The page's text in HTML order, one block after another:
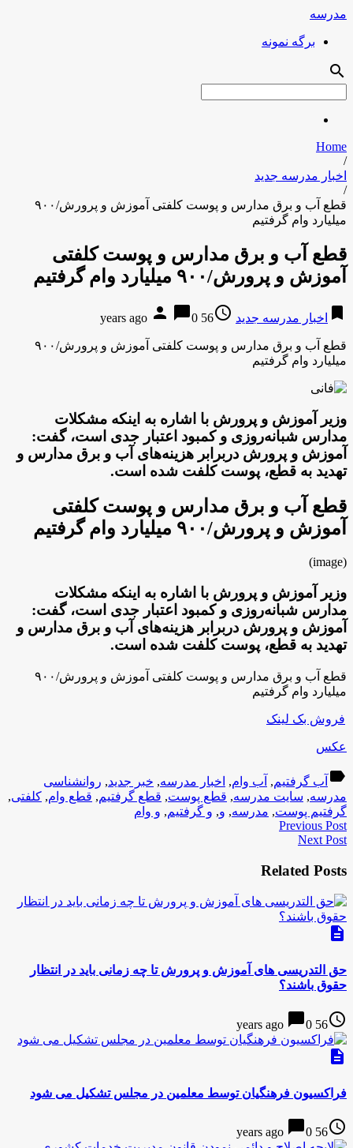
مدرسه
برگه نمونه
search
Home
/
اخبار مدرسه جدید
/
قطع آب و برق مدارس و پوست کلفتی آموزش و پرورش/۹۰۰
میلیارد وام گرفتیم
قطع آب و برق مدارس و پوست کلفتی
آموزش و پرورش/۹۰۰ میلیارد وام گرفتیم
bookmark اخبار مدرسه جدید access_time
56 years ago
person chat_bubble0
قطع آب و برق مدارس و پوست کلفتی آموزش و پرورش/۹۰۰
میلیارد وام گرفتیم
وزیر آموزش و پرورش با اشاره به اینکه مشکلات
مدارس شبانه‌روزی و کمبود اعتبار جدی است، گفت:
آموزش و پرورش دربرابر هزینه‌های آب و برق مدارس و
تهدید به قطع، پوست کلفت شده است.
قطع آب و برق مدارس و پوست کلفتی
آموزش و پرورش/۹۰۰ میلیارد وام گرفتیم
(image)
وزیر آموزش و پرورش با اشاره به اینکه مشکلات
مدارس شبانه‌روزی و کمبود اعتبار جدی است، گفت:
آموزش و پرورش دربرابر هزینه‌های آب و برق مدارس و
تهدید به قطع، پوست کلفت شده است.
قطع آب و برق مدارس و پوست کلفتی آموزش و پرورش/۹۰۰
میلیارد وام گرفتیم
فروش بک لینک
عکس
label آب گرفتیم, آب وام, اخبار مدرسه, خبر جدید, روانشناسی
مدرسه, سایت مدرسه, قطع پوست, قطع گرفتیم, قطع وام, کلفتی,
گرفتیم پوست, مدرسه, و, و گرفتیم, و وام
Previous Post
Next Post
Related Posts
description
حق التدریسی های آموزش و پرورش تا چه زمانی باید در انتظار
حقوق باشند؟
access_time
56 years ago
chat_bubble0
description
فراکسیون فرهنگیان توسط معلمین در مجلس تشکیل می شود
access_time
56 years ago
chat_bubble0